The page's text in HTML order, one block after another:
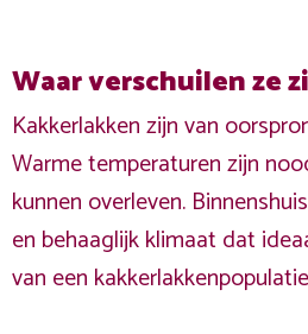
Waar verschuilen ze
Kakkerlakken zijn van
Warme temperaturen zijn
kunnen overleven.
en behaaglijk klimaat dat
van een